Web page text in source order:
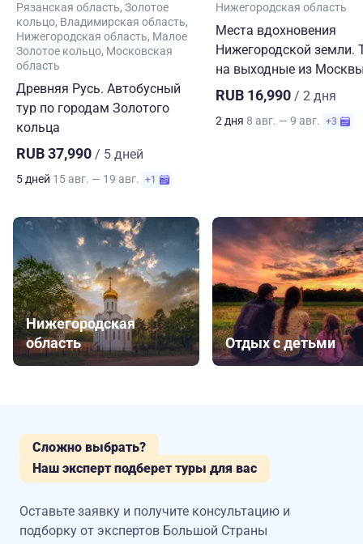
Рязанская область Золотое
кольцо Владимирская область
Нижегородская область Малое
Золотое кольцо Московская
область
Древняя Русь. Автобусный
тур по городам Золотого
кольца
RUB 37,990 / 5 дней
5 дней 15 авг. — 19 авг. +1
Нижегородская область
Места вдохновения
Нижегородской земли.
на выходные из
RUB 16,990 / 2 дня
2 дня 8 авг. — 9 авг. +3
Нижегородская
область
Отдых с детьми
Сложно выбрать?
Наш эксперт подберет туры для вас
Оставьте заявку и получите консультацию и
подборку от экспертов Большой Страны